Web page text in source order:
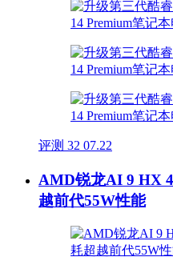
评测 32 07.22
AMD锐龙AI 9 HX
越前代55W性能